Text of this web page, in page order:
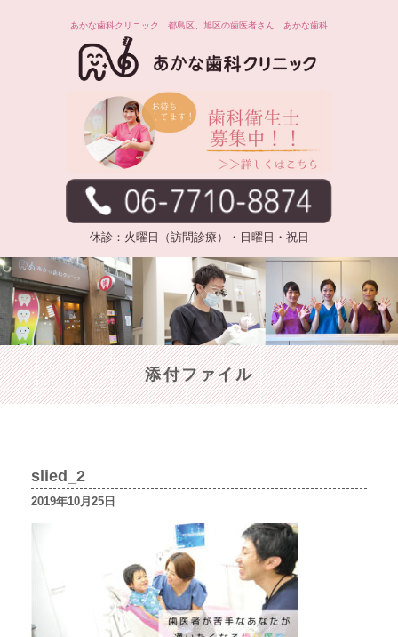
あかな歯科クリニック 都島区、旭区の歯医者さん あかな歯科
休診：火曜日（訪問診療）・日曜日・祝日
添付ファイル
slied_2
2019年10月25日